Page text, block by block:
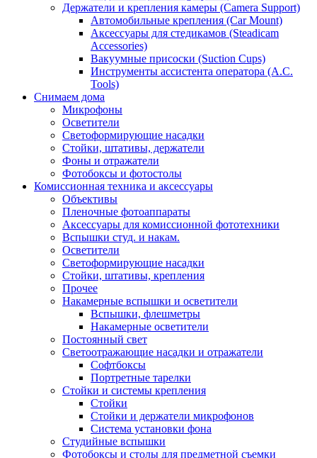
Держатели и крепления камеры (Camera Support)
Автомобильные крепления (Car Mount)
Аксессуары для стедикамов (Steadicam
Accessories)
Вакуумные присоски (Suction Cups)
Инструменты ассистента оператора (A.C.
Tools)
Снимаем дома
Микрофоны
Осветители
Светоформирующие насадки
Стойки, штативы, держатели
Фоны и отражатели
Фотобоксы и фотостолы
Комиссионная техника и аксессуары
Объективы
Пленочные фотоаппараты
Аксессуары для комиссионной фототехники
Вспышки студ. и накам.
Осветители
Светоформирующие насадки
Стойки, штативы, крепления
Прочее
Накамерные вспышки и осветители
Вспышки, флешметры
Накамерные осветители
Постоянный свет
Светоотражающие насадки и отражатели
Софтбоксы
Портретные тарелки
Стойки и системы крепления
Стойки
Стойки и держатели микрофонов
Система установки фона
Студийные вспышки
Фотобоксы и столы для предметной съемки